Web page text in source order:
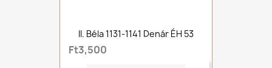
II. Béla 1131-1141 Denár ÉH 53
Ft3,500